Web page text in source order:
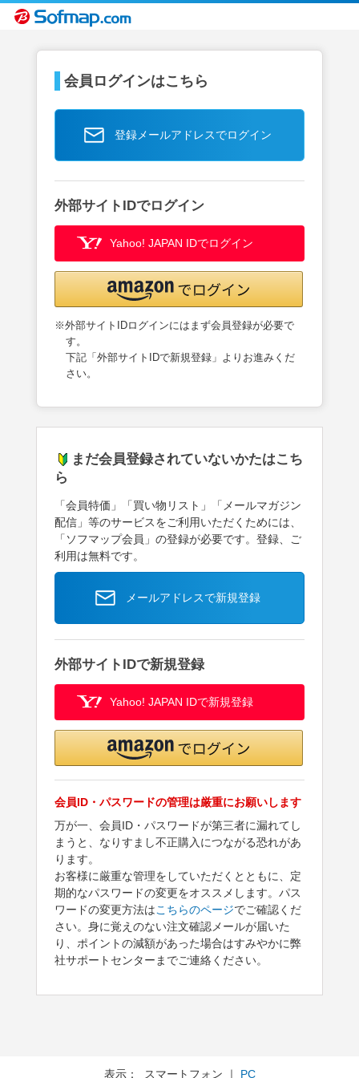
会員ログインはこちら
登録メールアドレスでログイン
外部サイトIDでログイン
Yahoo! JAPAN IDでログイン
※外部サイトIDログインにはまず会員登録が必要で
す。
下記「外部サイトIDで新規登録」よりお進みくだ
さい。
まだ会員登録されていないかたはこち
ら
「会員特価」「買い物リスト」「メールマガジン
配信」等のサービスをご利用いただくためには、
「ソフマップ会員」の登録が必要です。登録、ご
利用は無料です。
メールアドレスで新規登録
外部サイトIDで新規登録
Yahoo! JAPAN IDで新規登録
会員ID・パスワードの管理は厳重にお願いします
万が一、会員ID・パスワードが第三者に漏れてし
まうと、なりすまし不正購入につながる恐れがあ
ります。
お客様に厳重な管理をしていただくとともに、定
期的なパスワードの変更をオススメします。パス
ワードの変更方法はこちらのページでご確認くだ
さい。身に覚えのない注文確認メールが届いた
り、ポイントの減額があった場合はすみやかに弊
社サポートセンターまでご連絡ください。
表示： スマートフォン ｜ PC